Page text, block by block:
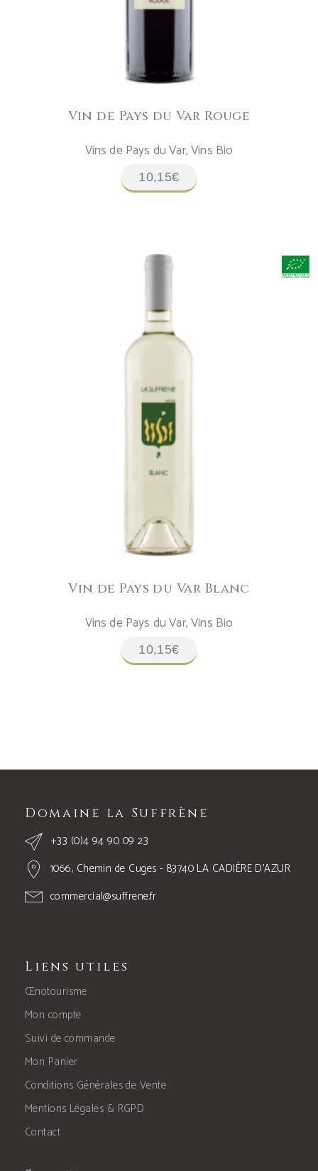
Vin de Pays du Var Rouge
Vins de Pays du Var,Vins Bio
10,15€
AJOUTER AU PANIER
Vin de Pays du Var Blanc
Vins de Pays du Var,Vins Bio
10,15€
Domaine la Suffrène
+33 (0)4 94 90 09 23
1066, Chemin de Cuges - 83740 LA CADIÈRE D’AZUR
commercial@suffrene.fr
Liens utiles
Œnotourisme
Mon compte
Suivi de commande
Mon Panier
Conditions Générales de Vente
Mentions Légales & RGPD
Contact